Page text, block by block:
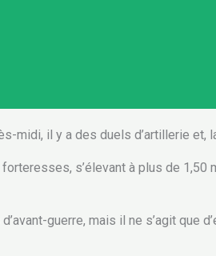
midi, il y a des duels d’artillerie et,
s’élevant à plus de 1,50
guerre, mais il ne s’agit